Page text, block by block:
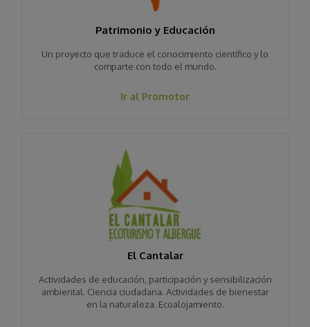
Patrimonio y Educación
Un proyecto que traduce el conocimiento científico y lo
comparte con todo el mundo.
Ir al Promotor
El Cantalar
Actividades de educación, participación y sensibilización
ambiental. Ciencia ciudadana. Actividades de bienestar
en la naturaleza. Ecoalojamiento.